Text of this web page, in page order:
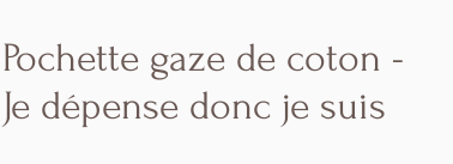
Pochette gaze de coton -
Je dépense donc je suis